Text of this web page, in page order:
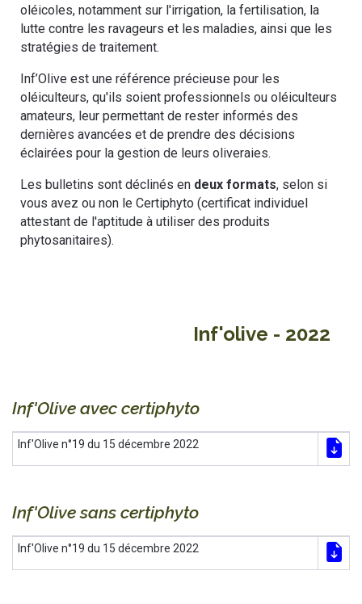
oléicoles, notamment sur l'irrigation, la fertilisation, la
lutte contre les ravageurs et les maladies, ainsi que les
stratégies de traitement.
Inf’Olive est une référence précieuse pour les
oléiculteurs, qu'ils soient professionnels ou oléiculteurs
amateurs, leur permettant de rester informés des
dernières avancées et de prendre des décisions
éclairées pour la gestion de leurs oliveraies.
Les bulletins sont déclinés en deux formats, selon si
vous avez ou non le Certiphyto (certificat individuel
attestant de l'aptitude à utiliser des produits
phytosanitaires).
Inf'olive - 2022
Inf'Olive avec certiphyto
Inf'Olive n°19 du 15 décembre 2022
Inf'Olive sans certiphyto
Inf'Olive n°19 du 15 décembre 2022